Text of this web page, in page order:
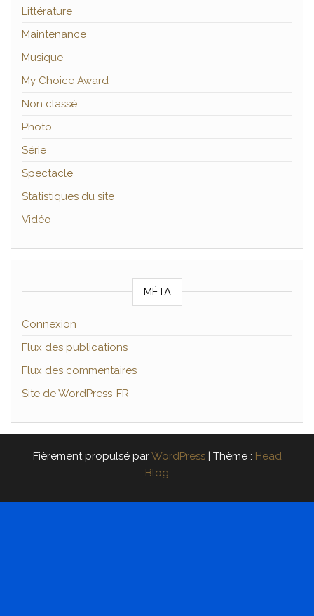
Littérature
Maintenance
Musique
My Choice Award
Non classé
Photo
Série
Spectacle
Statistiques du site
Vidéo
MÉTA
Connexion
Flux des publications
Flux des commentaires
Site de WordPress-FR
Fièrement propulsé parWordPress | Thème : Head
Blog